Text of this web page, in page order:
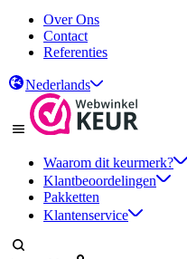
Over Ons
Contact
Referenties
Nederlands
Waarom dit keurmerk?
Klantbeoordelingen
Pakketten
Klantenservice